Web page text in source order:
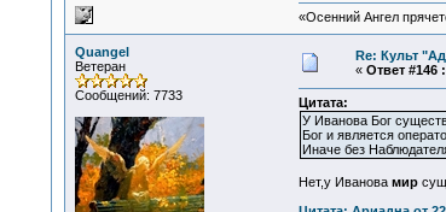
«Осенний Ангел
Quangel
Ветеран
Сообщений: 7733
Re: Культ
« Ответ #146 :
Цитата:
У Иванова Бог
Бог и является
Иначе без
Нет,у Иванова мир